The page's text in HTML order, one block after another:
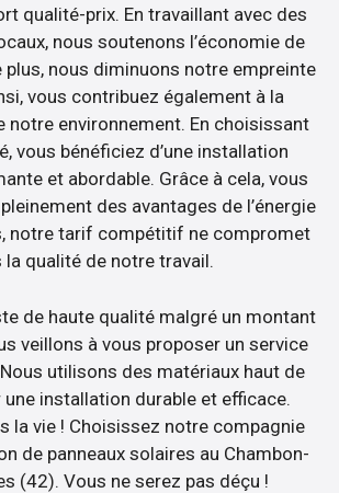
qualité-prix. En travaillant avec des
nous soutenons l’économie de
plus, nous diminuons notre empreinte
vous contribuez également à la
notre environnement. En choisissant
vous bénéficiez d’une installation
et abordable. Grâce à cela, vous
des avantages de l’énergie
notre tarif compétitif ne compromet
la qualité de notre travail.
de haute qualité malgré un montant
veillons à vous proposer un service
utilisons des matériaux haut de
installation durable et efficace.
la vie ! Choisissez notre compagnie
de panneaux solaires au Chambon-
(42). Vous ne serez pas déçu !